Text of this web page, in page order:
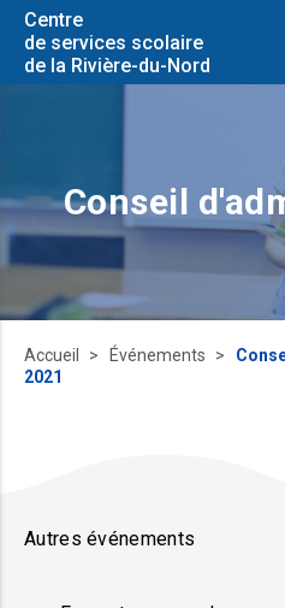
Centre
de services scolaire
de la Rivière-du-Nord
Conseil
Autres événements
Accueil Événements
2021